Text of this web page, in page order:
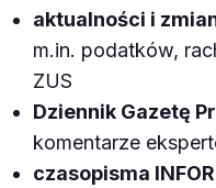
aktualności i
m.in. podatków,
ZUS
Dziennik Gazetę
komentarze
czasopisma INFOR